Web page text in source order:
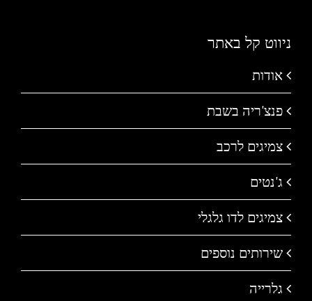
ניווט קל באתר
אודות
פנצ'ריה בשבת
צמיגים לרכב
ג'נטים
צמיגים לדו גלגלי
שירותים נוספים
גלרייה